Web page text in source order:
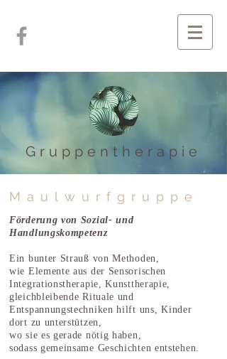
Gruppentherapie
Maulwurfgruppe
Förderung von Sozial- und
Handlungskompetenz
Ein bunter Strauß von Methoden,
wie Elemente aus der Sensorischen
Integrationstherapie, Kunsttherapie,
gleichbleibende Rituale und
Entspannungstechniken hilft uns,Kinder
dort zu unterstützen,
wo sie es gerade nötig haben,
sodass gemeinsame Geschichten entstehen.